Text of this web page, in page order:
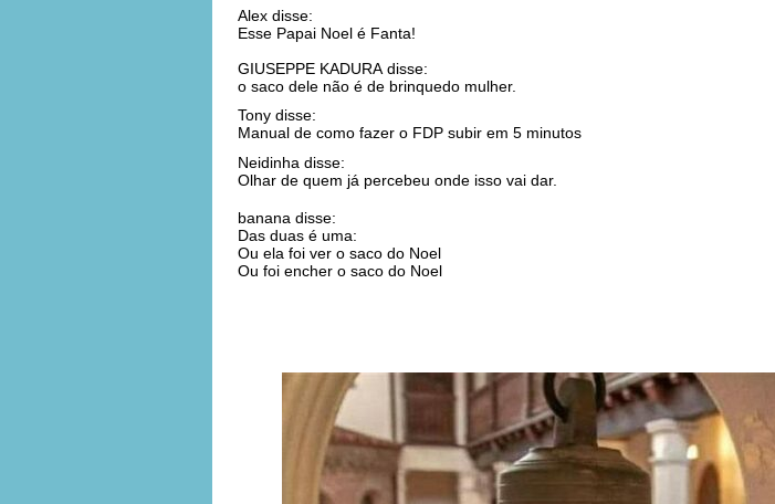
Alex disse:
Esse Papai Noel é Fanta!
GIUSEPPE KADURA disse:
o saco dele não é de brinquedo mulher.
Tony disse:
Manual de como fazer o FDP subir em 5 minutos
Neidinha disse:
Olhar de quem já percebeu onde isso vai dar.
banana disse:
Das duas é uma:
Ou ela foi ver o saco do Noel
Ou foi encher o saco do Noel